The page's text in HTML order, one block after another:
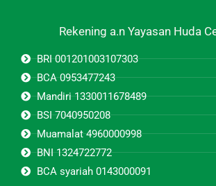
Rekening a.n Yayasan Huda
BRI 001201003107303
BCA 0953477243
Mandiri 1330011678489
BSI 7040950208
Muamalat 4960000998
BNI 1324722772
BCA syariah 0143000091